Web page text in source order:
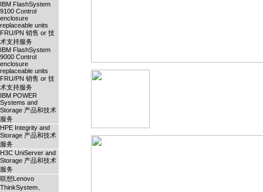
IBM FlashSystem
9100 Control
enclosure
replaceable units
FRU/PN 销售 or 技
术支持服务
IBM FlashSystem
9000 Control
enclosure
replaceable units
FRU/PN 销售 or 技
术支持服务
IBM POWER
Systems and
Storage 产品和技术
服务
HPE Integrity and
Storage 产品和技术
服务
H3C UniServer and
Storage 产品和技术
服务
联想Lenovo
ThinkSystem、